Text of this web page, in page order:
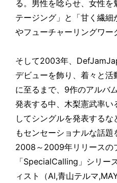
る。男性を唸らせ、女性
テージング」と「甘く繊
やフューチャーリングワー
そして2003年、
デビューを飾り、着々と
に至るまで、9作のアルバ
発表する中、木梨憲武率い
してシングルを発表する
もセンセーショナルな話題
2008～2009年リリースの
「SpecialCalling」シリー
ィスト（Al,青山テルマ